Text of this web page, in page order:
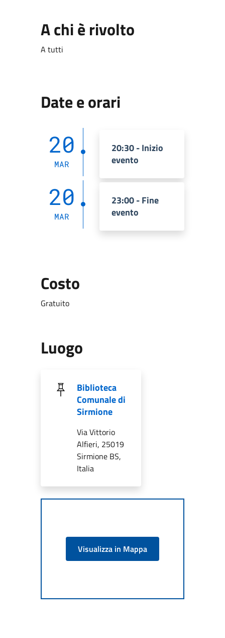
A chi è rivolto
A tutti
Date e orari
20
MAR
20:30 - Inizio
evento
20
MAR
23:00 - Fine
evento
Costo
Gratuito
Luogo
Biblioteca
Comunale di
Sirmione
Via Vittorio
Alfieri, 25019
Sirmione BS,
Italia
Visualizza in Mappa